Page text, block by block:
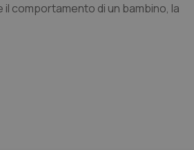
comportamento di un bambino, la